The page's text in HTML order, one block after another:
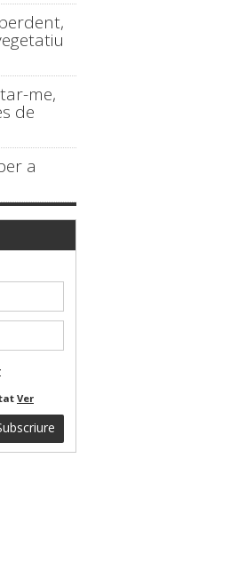
me,
de
a
Ver